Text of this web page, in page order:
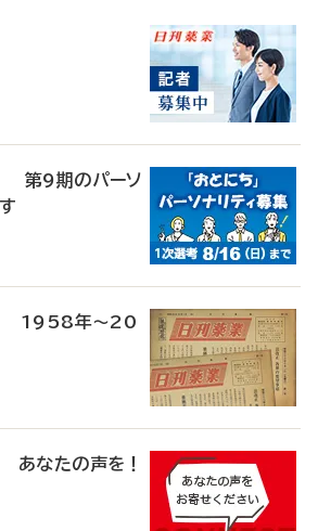
第9期のパーソ
1958年～20
あなたの声を！